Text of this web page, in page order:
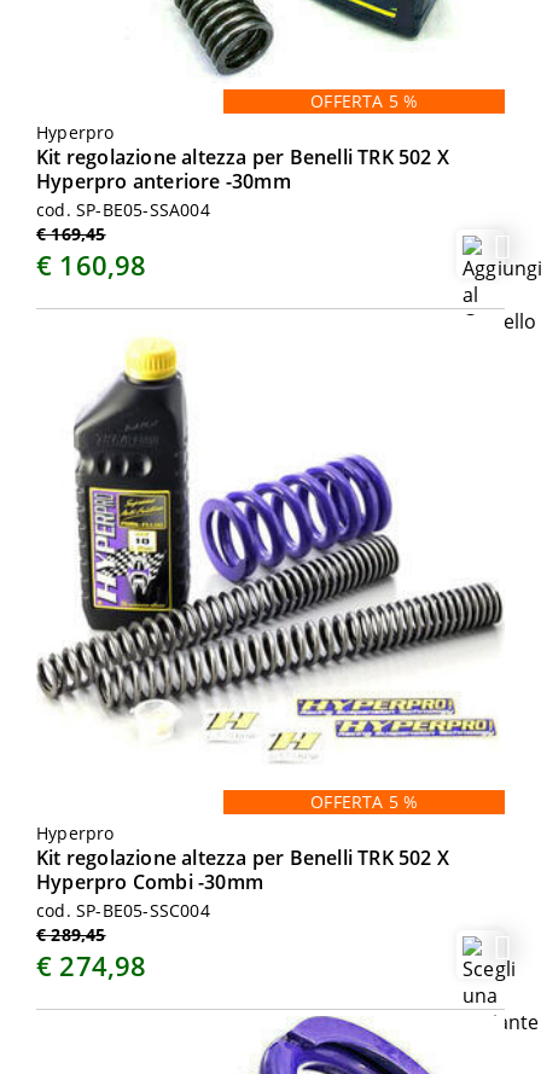
OFFERTA 5 %
Hyperpro
Kit regolazione altezza per Benelli TRK 502 X
Hyperpro anteriore -30mm
cod. SP-BE05-SSA004
€ 169,45
€ 160,98
OFFERTA 5 %
Hyperpro
Kit regolazione altezza per Benelli TRK 502 X
Hyperpro Combi -30mm
cod. SP-BE05-SSC004
€ 289,45
€ 274,98